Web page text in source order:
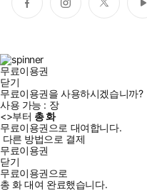
페
이
인
스
트
위
유
튜
무료이용권
닫기
무료이용권을 사용하시겠습니까?
사용 가능 : 장
<>부터 총화
무료이용권으로 대여합니다.
다른 방법으로 결제
무료이용권
닫기
무료이용권으로
총 화대여 완료했습니다.